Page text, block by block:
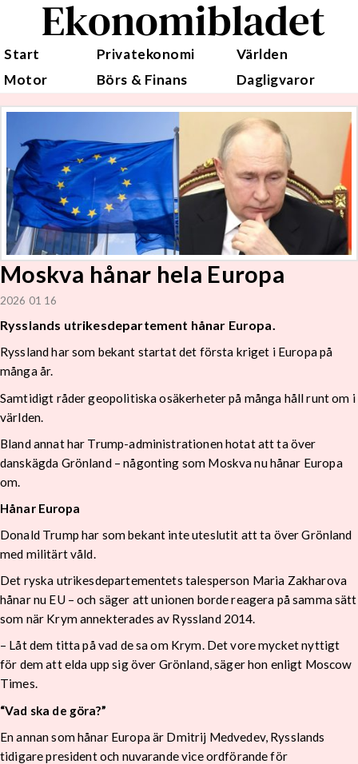
Ekonomibladet
Start Privatekonomi
Världen
Motor
Börs & Finans Dagligvaror
Moskva hånar hela Europa
2026 01 16
Rysslands utrikesdepartement hånar Europa.
Ryssland har som bekant startat det första kriget i Europa på
många år.
Samtidigt råder geopolitiska osäkerheter på många håll runt om i
världen.
Bland annat har Trump-administrationen hotat att ta över
danskägda Grönland – någonting som Moskva nu hånar Europa
om.
Hånar Europa
Donald Trump har som bekant inte uteslutit att ta över Grönland
med militärt våld.
Det ryska utrikesdepartementets talesperson Maria Zakharova
hånar nu EU – och säger att unionen borde reagera på samma sätt
som när Krym annekterades av Ryssland 2014.
– Låt dem titta på vad de sa om Krym. Det vore mycket nyttigt
för dem att elda upp sig över Grönland, säger hon enligt Moscow
Times.
“Vad ska de göra?”
En annan som hånar Europa är Dmitrij Medvedev, Rysslands
tidigare president och nuvarande vice ordförande för